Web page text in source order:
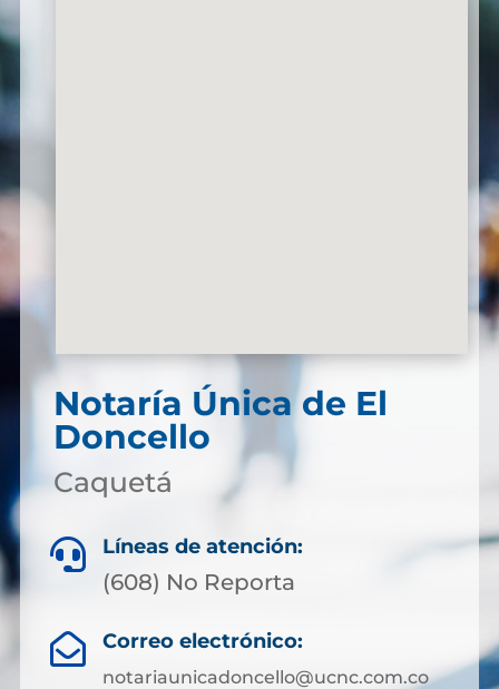
Notaría Única de El
Doncello
Caquetá
 Líneas de atención:
(608) No Reporta
 Correo electrónico:
notariaunicadoncello@ucnc.com.co